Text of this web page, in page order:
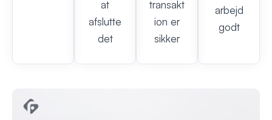
at
afslutte
det
transakt
ion er
sikker
arbejd
godt